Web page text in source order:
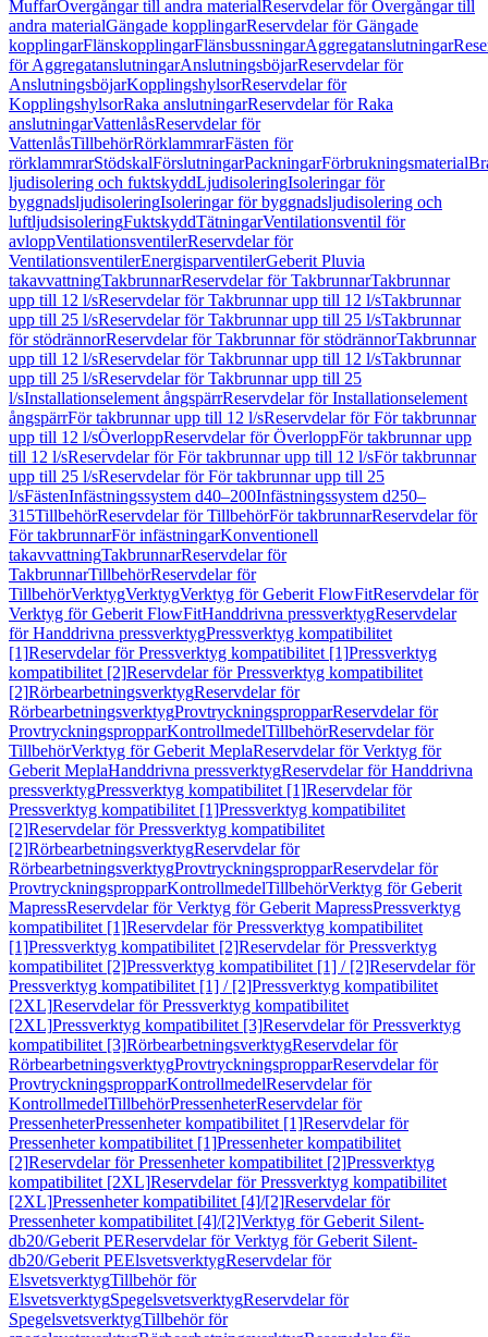
MuffarÖvergångar till andra materialReservdelar för Övergångar till
andra materialGängade kopplingarReservdelar för Gängade
kopplingarFlänskopplingarFlänsbussningarAggregatanslutningar
för AggregatanslutningarAnslutningsböjarReservdelar för
AnslutningsböjarKopplingshylsorReservdelar för
KopplingshylsorRaka anslutningarReservdelar för Raka
anslutningarVattenlåsReservdelar för
VattenlåsTillbehörRörklammrarFästen för
rörklammrarStödskalFörslutningarPackningarFörbrukningsmaterial
ljudisolering och fuktskyddLjudisoleringIsoleringar för
byggnadsljudisoleringIsoleringar för byggnadsljudisolering och
luftljudsisoleringFuktskyddTätningarVentilationsventil för
avloppVentilationsventilerReservdelar för
VentilationsventilerEnergisparventilerGeberit Pluvia
takavvattningTakbrunnarReservdelar för TakbrunnarTakbrunnar
upp till 12 l/sReservdelar för Takbrunnar upp till 12 l/sTakbrunnar
upp till 25 l/sReservdelar för Takbrunnar upp till 25 l/sTakbrunnar
för stödrännorReservdelar för Takbrunnar för stödrännorTakbrunnar
upp till 12 l/sReservdelar för Takbrunnar upp till 12 l/sTakbrunnar
upp till 25 l/sReservdelar för Takbrunnar upp till 25
l/sInstallationselement ångspärrReservdelar för Installationselement
ångspärrFör takbrunnar upp till 12 l/sReservdelar för För takbrunnar
upp till 12 l/sÖverloppReservdelar för ÖverloppFör takbrunnar upp
till 12 l/sReservdelar för För takbrunnar upp till 12 l/sFör takbrunnar
upp till 25 l/sReservdelar för För takbrunnar upp till 25
l/sFästenInfästningssystem d40–200Infästningssystem d250–
315TillbehörReservdelar för TillbehörFör takbrunnarReservdelar för
För takbrunnarFör infästningarKonventionell
takavvattningTakbrunnarReservdelar för
TakbrunnarTillbehörReservdelar för
TillbehörVerktygVerktygVerktyg för Geberit FlowFitReservdelar för
Verktyg för Geberit FlowFitHanddrivna pressverktygReservdelar
för Handdrivna pressverktygPressverktyg kompatibilitet
[1]Reservdelar för Pressverktyg kompatibilitet [1]Pressverktyg
kompatibilitet [2]Reservdelar för Pressverktyg kompatibilitet
[2]RörbearbetningsverktygReservdelar för
RörbearbetningsverktygProvtryckningspropparReservdelar för
ProvtryckningspropparKontrollmedelTillbehörReservdelar för
TillbehörVerktyg för Geberit MeplaReservdelar för Verktyg för
Geberit MeplaHanddrivna pressverktygReservdelar för Handdrivna
pressverktygPressverktyg kompatibilitet [1]Reservdelar för
Pressverktyg kompatibilitet [1]Pressverktyg kompatibilitet
[2]Reservdelar för Pressverktyg kompatibilitet
[2]RörbearbetningsverktygReservdelar för
RörbearbetningsverktygProvtryckningspropparReservdelar för
ProvtryckningspropparKontrollmedelTillbehörVerktyg för Geberit
MapressReservdelar för Verktyg för Geberit MapressPressverktyg
kompatibilitet [1]Reservdelar för Pressverktyg kompatibilitet
[1]Pressverktyg kompatibilitet [2]Reservdelar för Pressverktyg
kompatibilitet [2]Pressverktyg kompatibilitet [1] / [2]Reservdelar för
Pressverktyg kompatibilitet [1] / [2]Pressverktyg kompatibilitet
[2XL]Reservdelar för Pressverktyg kompatibilitet
[2XL]Pressverktyg kompatibilitet [3]Reservdelar för Pressverktyg
kompatibilitet [3]RörbearbetningsverktygReservdelar för
RörbearbetningsverktygProvtryckningspropparReservdelar för
ProvtryckningspropparKontrollmedelReservdelar för
KontrollmedelTillbehörPressenheterReservdelar för
PressenheterPressenheter kompatibilitet [1]Reservdelar för
Pressenheter kompatibilitet [1]Pressenheter kompatibilitet
[2]Reservdelar för Pressenheter kompatibilitet [2]Pressverktyg
kompatibilitet [2XL]Reservdelar för Pressverktyg kompatibilitet
[2XL]Pressenheter kompatibilitet [4]/[2]Reservdelar för
Pressenheter kompatibilitet [4]/[2]Verktyg för Geberit Silent-
db20/Geberit PEReservdelar för Verktyg för Geberit Silent-
db20/Geberit PEElsvetsverktygReservdelar för
ElsvetsverktygTillbehör för
ElsvetsverktygSpegelsvetsverktygReservdelar för
SpegelsvetsverktygTillbehör för